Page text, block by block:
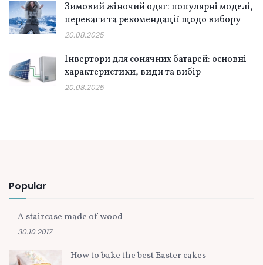
Зимовий жіночий одяг: популярні моделі,
переваги та рекомендації щодо вибору
20.08.2025
Інвертори для сонячних батарей: основні
характеристики, види та вибір
20.08.2025
Popular
A staircase made of wood
30.10.2017
How to bake the best Easter cakes